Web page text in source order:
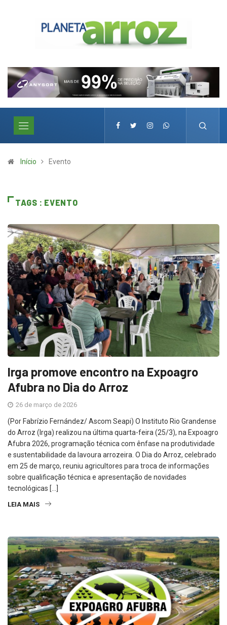
Início Evento
TAGS : EVENTO
Irga promove encontro na Expoagro
Afubra no Dia do Arroz
26 de março de 2026
(Por Fabrízio Fernández/ Ascom Seapi) O Instituto Rio Grandense
do Arroz (Irga) realizou na última quarta-feira (25/3), na Expoagro
Afubra 2026, programação técnica com ênfase na produtividade
e sustentabilidade da lavoura arrozeira. O Dia do Arroz, celebrado
em 25 de março, reuniu agricultores para troca de informações
sobre qualificação técnica e apresentação de novidades
tecnológicas […]
LEIA MAIS